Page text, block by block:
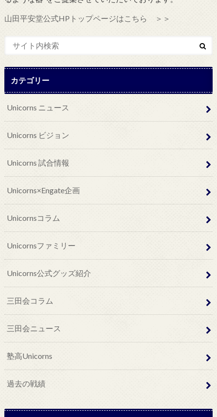
山田平安堂公式HPトップページはこちら ＞＞
カテゴリー
Unicorns ニュース
Unicorns ビジョン
Unicorns 試合情報
Unicorns×Engate企画
Unicornsコラム
Unicornsファミリー
Unicorns公式グッズ紹介
三田会コラム
三田会ニュース
塾高Unicorns
過去の戦績